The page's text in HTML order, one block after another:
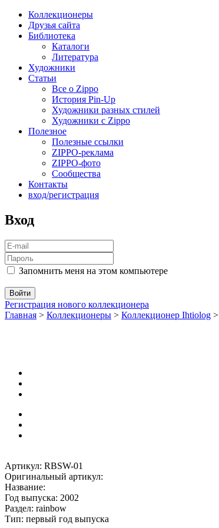
Коллекционеры
Друзья сайта
Библиотека
Каталоги
Литература
Художники
Статьи
Все о Zippo
История Pin-Up
Художники разных стилей
Художники с Zippo
Полезное
Полезные ссылки
ZIPPO-реклама
ZIPPO-фото
Сообщества
Контакты
вход/регистрация
Вход
Запомнить меня на этом компьютере
Регистрация нового коллекционера
Главная > Коллекционеры > Коллекционер Ihtiolog >
Артикул: RBSW-01
Оригинальный артикул:
Название:
Год выпуска: 2002
Раздел: rainbow
Тип: первый год выпуска